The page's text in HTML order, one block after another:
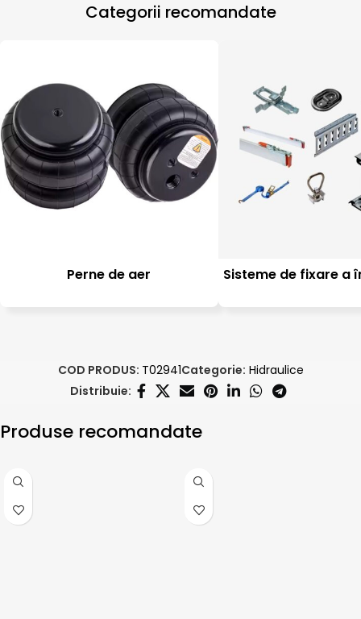
Categorii recomandate
Perne de aer Sisteme de fixare a
COD PRODUS: T02941Categorie: Hidraulice
Distribuie:
Produse recomandate